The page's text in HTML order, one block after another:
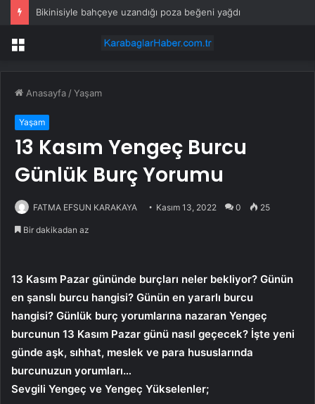
Bikinisiyle bahçeye uzandığı poza beğeni yağdı
Menü
Anasayfa /Yaşam
Yaşam
13 Kasım Yengeç Burcu
Günlük Burç Yorumu
FATMA EFSUN KARAKAYA Kasım 13, 2022 0 25
Bir dakikadan az
13 Kasım Pazar gününde burçları neler bekliyor? Günün
en şanslı burcu hangisi? Günün en yararlı burcu
hangisi? Günlük burç yorumlarına nazaran Yengeç
burcunun 13 Kasım Pazar günü nasıl geçecek? İşte yeni
günde aşk, sıhhat, meslek ve para hususlarında
burcunuzun yorumları…
Sevgili Yengeç ve Yengeç Yükselenler;